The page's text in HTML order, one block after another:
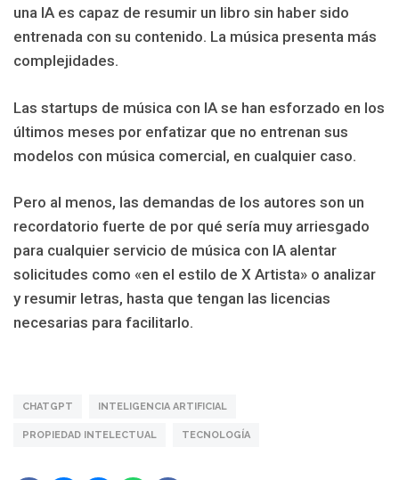
una IA es capaz de resumir un libro sin haber sido
entrenada con su contenido. La música presenta más
complejidades.
Las startups de música con IA se han esforzado en los
últimos meses por enfatizar que no entrenan sus
modelos con música comercial, en cualquier caso.
Pero al menos, las demandas de los autores son un
recordatorio fuerte de por qué sería muy arriesgado
para cualquier servicio de música con IA alentar
solicitudes como «en el estilo de X Artista» o analizar
y resumir letras, hasta que tengan las licencias
necesarias para facilitarlo.
CHATGPT INTELIGENCIA ARTIFICIAL
PROPIEDAD INTELECTUAL TECNOLOGÍA